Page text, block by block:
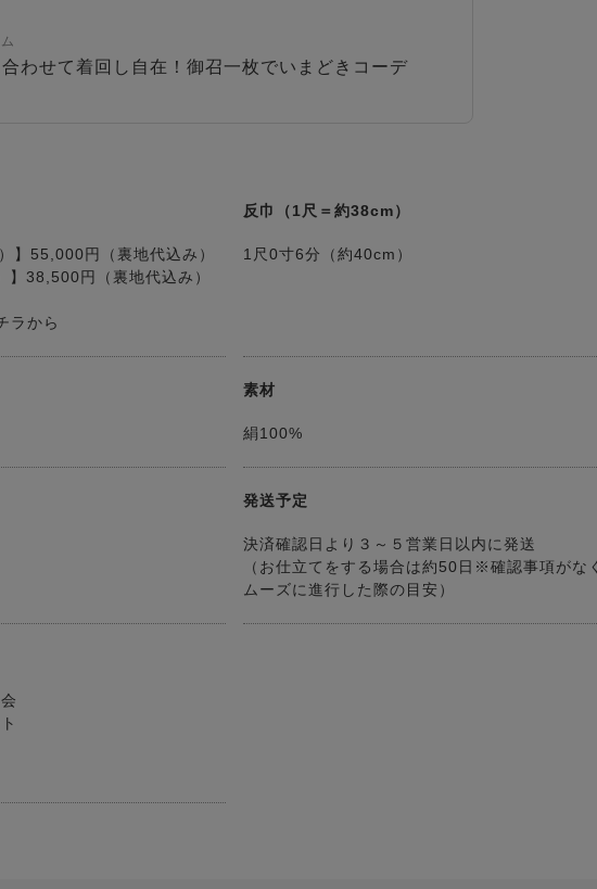
わせて着回し自在！御召一枚でいまどきコーデ
】55,000円（裏地代込み）
】38,500円（裏地代込み）
ラから
反巾（1尺＝約38cm）
1尺0寸6分（約40cm）
素材
絹100%
発送予定
決済確認日より３～５営業日以内に発送
（お仕立てをする場合は約50日※確認事項がな
ムーズに進行した際の目安）